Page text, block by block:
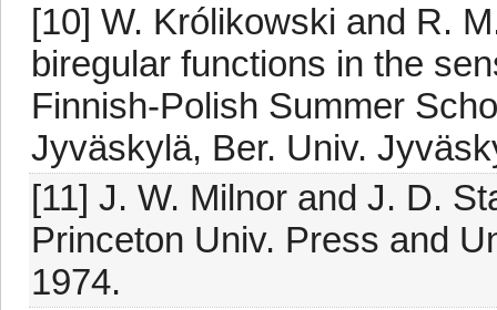
[10] W. Królikowski and R.
biregular functions in the
Finnish-Polish Summer
Jyväskylä, Ber. Univ.
[11] J. W. Milnor and J. D.
Princeton Univ. Press and
1974.